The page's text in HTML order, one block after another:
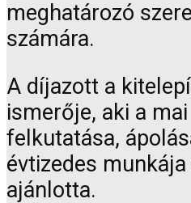
meghatározó
számára.
A díjazott a
ismerője, aki a
felkutatása,
évtizedes
ajánlotta.